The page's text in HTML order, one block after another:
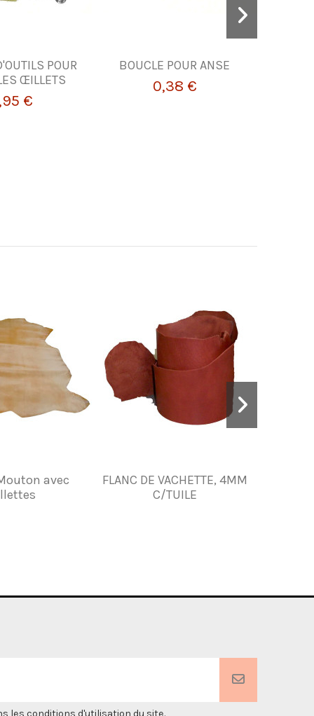
POUR
ŒILLETS
€
BOUCLE POUR ANSE
0,38 €
avec
FLANC DE VACHETTE, 4MM
C/TUILE
les conditions d'utilisation du site.